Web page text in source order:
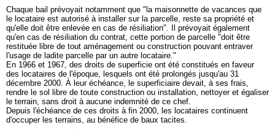
Chaque bail prévoyait notamment que "la maisonnette de vacances que
le locataire est autorisé à installer sur la parcelle, reste sa propriété et
qu'elle doit être enlevée en cas de résiliation". Il prévoyait également
qu'en cas de résiliation du contrat, cette portion de parcelle "doit être
restituée libre de tout aménagement ou construction pouvant entraver
l'usage de ladite parcelle par un autre locataire."
En 1966 et 1967, des droits de superficie ont été constitués en faveur
des locataires de l'époque, lesquels ont été prolongés jusqu'au 31
décembre 2000. À leur échéance, le superficiaire devait, à ses frais,
rendre le sol libre de toute construction ou installation, nettoyer et égaliser
le terrain, sans droit à aucune indemnité de ce chef.
Depuis l'échéance de ces droits à fin 2000, les locataires continuent
d'occuper les terrains, au bénéfice de baux tacites.